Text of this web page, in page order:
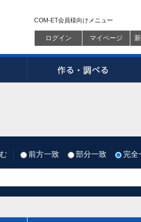
COM-ET会員様向けメニュー
ログイン マイページ
前方一致 部分一致 完全